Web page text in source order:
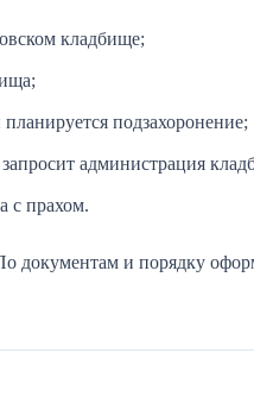
кладбище;
подзахоронение;
администрация
с прахом.
документам и порядку